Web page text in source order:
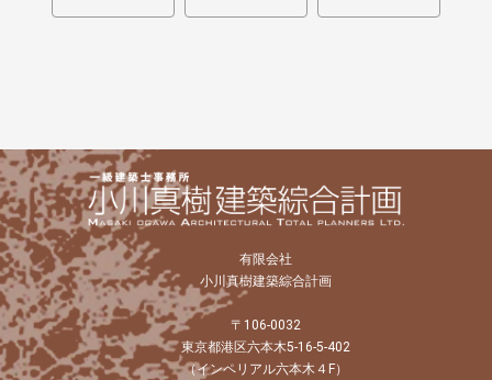
有限会社
小川真樹建築綜合計画
〒106-0032
東京都港区六本木5-16-5-402
（インペリアル六本木４F）